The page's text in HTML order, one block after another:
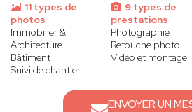
11 types de
photos
Immobilier &
Architecture
Bâtiment
Suivi de chantier
9 types de
prestations
Photographie
Retouche photo
Vidéo et montage
ENVOYER UN